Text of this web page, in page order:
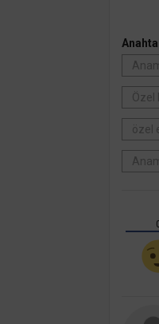
Özel
özel